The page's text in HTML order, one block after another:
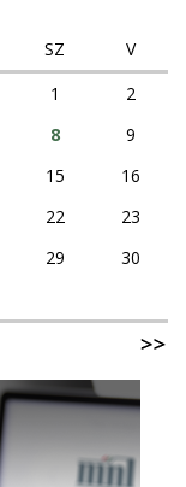
SZ
V
1
2
8
9
15
16
22
23
29
30